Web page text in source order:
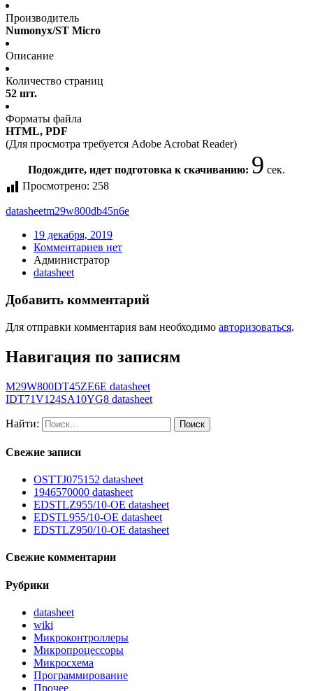
Производитель
Numonyx/ST Micro
Описание
Количество страниц
52 шт.
Форматы файла
HTML, PDF
(Для просмотра требуется Adobe Acrobat Reader)
Подождите, идет подготовка к скачиванию: 9 сек.
Просмотрено: 258
datasheetm29w800db45n6e
19 декабря, 2019
Комментариев нет
Администратор
datasheet
Добавить комментарий
Для отправки комментария вам необходимо авторизоваться.
Навигация по записям
M29W800DT45ZE6E datasheet
IDT71V124SA10YG8 datasheet
Найти:
Свежие записи
OSTTJ075152 datasheet
1946570000 datasheet
EDSTLZ955/10-OE datasheet
EDSTL955/10-OE datasheet
EDSTLZ950/10-OE datasheet
Свежие комментарии
Рубрики
datasheet
wiki
Микроконтроллеры
Микропроцессоры
Микросхема
Программирование
Прочее